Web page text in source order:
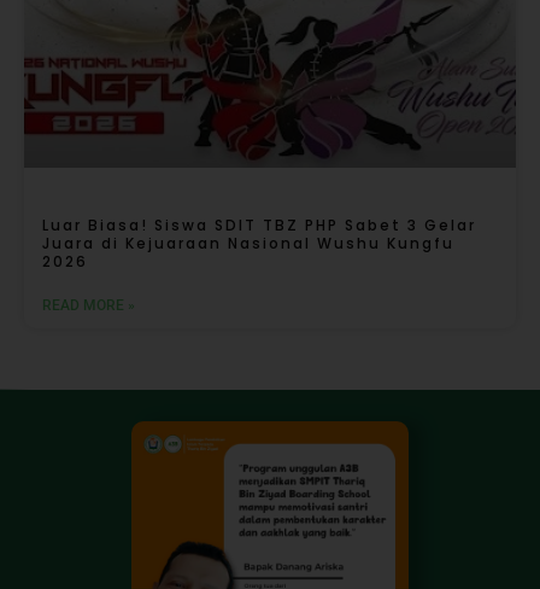
Luar Biasa! Siswa SDIT TBZ PHP Sabet 3 Gelar
Juara di Kejuaraan Nasional Wushu Kungfu
2026
READ MORE »